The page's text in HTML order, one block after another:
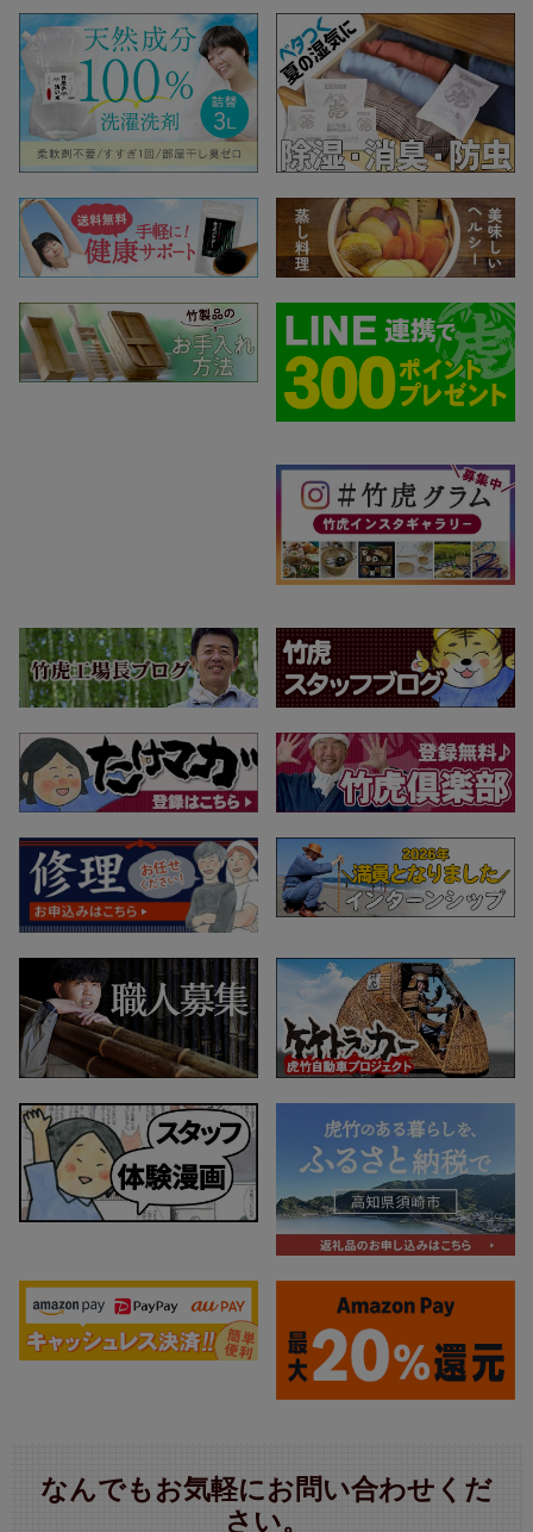
なんでもお気軽にお問い合わせくだ
さい。